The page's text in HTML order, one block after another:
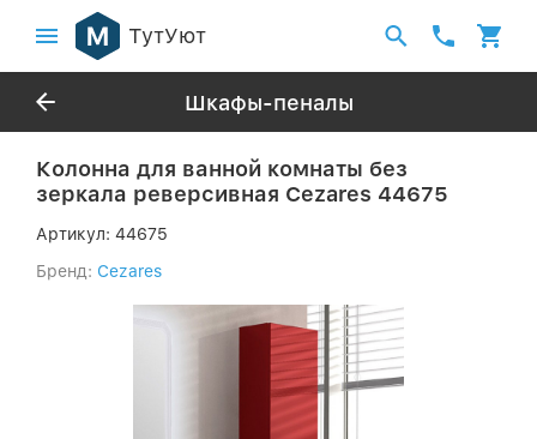
ТутУют
Шкафы-пеналы
Колонна для ванной комнаты без
зеркала реверсивная Cezares 44675
Артикул: 44675
Бренд: Cezares